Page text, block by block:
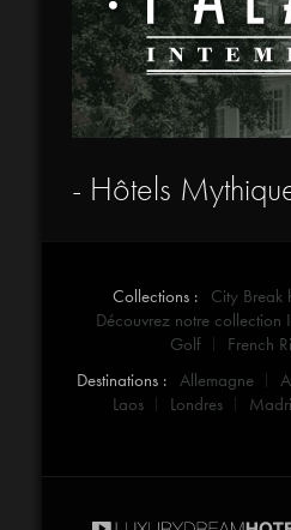
- Hôtels
Collections : City Break
Découvrez notre collection
Golf
French
Destinations : Allemagne
Laos
Londres